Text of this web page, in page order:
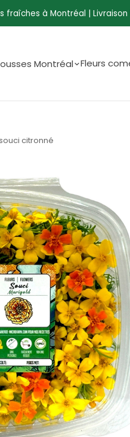
fraîches à Montréal |
Montréal Fleurs
citronné